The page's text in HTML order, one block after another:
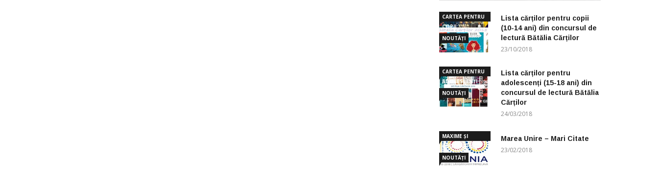
CARTEA PENTRU
COPII
NOUTĂȚI
Lista cărților pentru copii
(10-14 ani) din concursul de
lectură Bătălia Cărților
23/10/2018
CARTEA PENTRU
ADOLESCENȚI
NOUTĂȚI
Lista cărților pentru
adolescenți (15-18 ani) din
concursul de lectură Bătălia
Cărților
24/03/2018
MAXIME ȘI
CUGETĂRI
NOUTĂȚI
Marea Unire – Mari Citate
23/02/2018